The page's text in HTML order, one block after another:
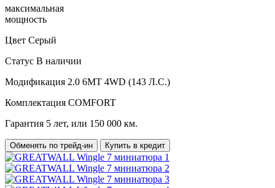
максимальная
мощность
Цвет Серый
Статус В наличии
Модификация 2.0 6MT 4WD (143 Л.С.)
Комплектация COMFORT
Гарантия 5 лет, или 150 000 км.
Обменять по трейд-ин Купить в кредит